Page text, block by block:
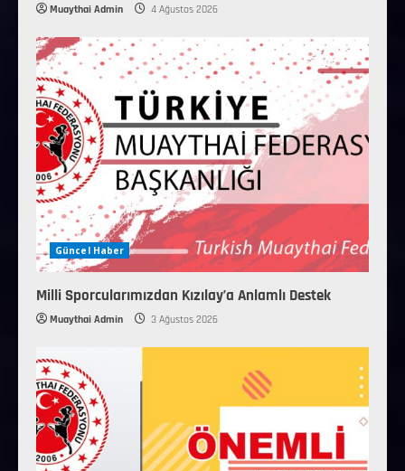
Muaythai Admin 4 Ağustos 2026
Güncel Haber
Milli Sporcularımızdan Kızılay’a Anlamlı Destek
Muaythai Admin 3 Ağustos 2026